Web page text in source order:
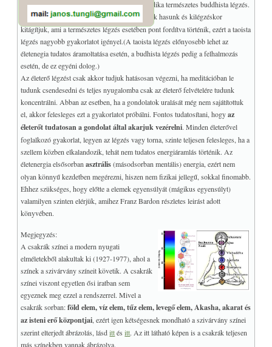
használhatunk. Első a taoista légzés és a másodika természetes buddhista légzés.
taoista légzésesetén a belégzéskor behúzzuk hasunk és kilégzéskor
kitágítjuk, ami a természetes légzés esetében pont fordítva történik, ezért a taoista
légzés nagyobb gyakorlatot igényel.(A taoista légzés előnyosebb lehet az
életenegia tudatos áramoltatása esetén, a budhista légzés pedig a felhalmozás
esetén, de ez egyéni dolog.)
Az életerő légzést csak akkor tudjuk hatásosan végezni, ha meditációban le
tudunk csendesedni és teljes nyugalomba csak az életerő felvételére tudunk
koncentrálni. Abban az esetben, ha a gondolatok uralását még nem sajátítottuk
el, akkor felesleges ezt a gyakorlatot próbálni. Fontos tudatosítani, hogyaz
életerőt tudatosan a gondolat által akarjuk vezérelni. Minden életerővel
foglalkozó gyakorlat, legyen az légzés vagy torna, szinte teljesen felesleges, ha a
szellem közben elkalandozik, tehát nem tudatos energiáramlás történik. Az
életenergia elsősorbanasztrális(másodsorban mentális) energia, ezért nem
olyan könnyű kezdetben megérezni, hiszen nem fizikai jellegű, sokkal finomabb.
Ehhez szükséges, hogy előtte a elemek egyensúlyát (mágikus egyensúlyt)
valamilyen szinten elérjük, amihez Franz Bardon részletes leirást adott
könyvében.
Megjegyzés:
A csakrák színei a modern nyugati
elméletekből alakultak ki (1927-1977), ahol a
színek a szivárvány színeit követik. A csakrák
színei viszont egyetlen ősi iratban sem
egyeznek meg ezzel a rendszerrel. Mivel a
csakrák sorban:föld elem, víz elem, tűz elem, levegő elem, Akasha, akarat és
az isteni erő központjai , ezért igen kétségesnek mondható a szivárvány színei
szerint elterjedt ábrázolás, lásdittésitt. Az itt látható képen is a csakrák teljesen
más színekben vannak ábrázolva.